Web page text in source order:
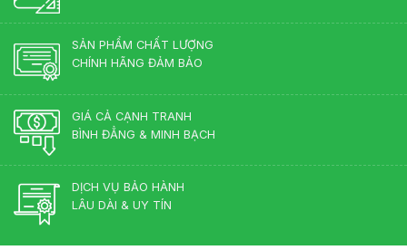
SẢN PHẨM CHẤT LƯỢNG
CHÍNH HÃNG ĐẢM BẢO
GIÁ CẢ CẠNH TRANH
BÌNH ĐẲNG & MINH BẠCH
DỊCH VỤ BẢO HÀNH
LÂU DÀI & UY TÍN